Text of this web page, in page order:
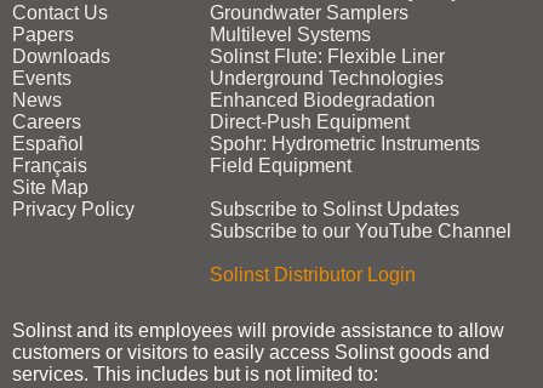
Contact Us
Papers
Downloads
Events
News
Careers
Español
Français
Site Map
Privacy Policy
Groundwater Samplers
Multilevel Systems
Solinst Flute: Flexible Liner
Underground Technologies
Enhanced Biodegradation
Direct‑Push Equipment
Spohr: Hydrometric Instruments
Field Equipment
Subscribe to Solinst Updates
Subscribe to our YouTube Channel
Solinst Distributor Login
Solinst and its employees will provide assistance to allow
customers or visitors to easily access Solinst goods and
services. This includes but is not limited to: